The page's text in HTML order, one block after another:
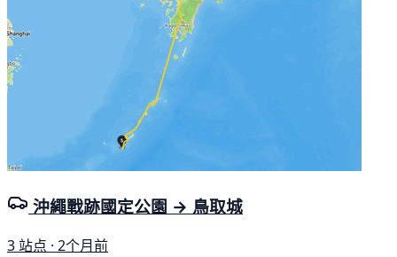
沖繩戰跡國定公園 → 鳥取城
3 站点 · 2个月前